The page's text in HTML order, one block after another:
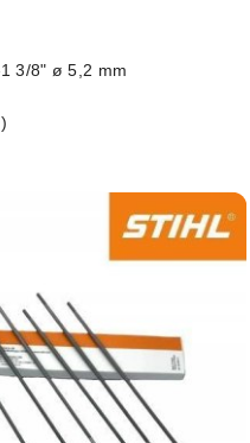
3/8" ø 5,2 mm
DO KOSZYKA